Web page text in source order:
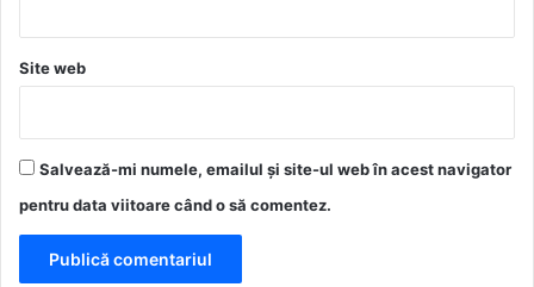
Site web
Salvează-mi numele, emailul și site-ul web în acest navigator
pentru data viitoare când o să comentez.